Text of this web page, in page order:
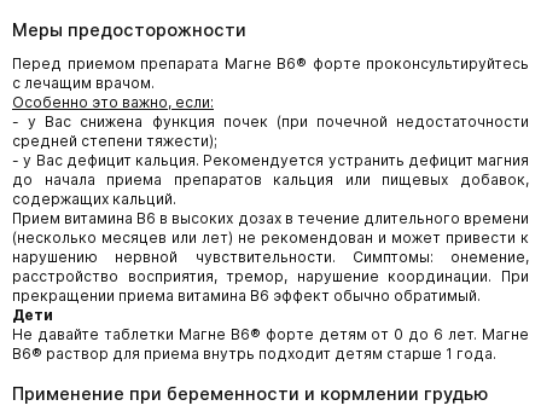
Меры предосторожности
Перед приемом препарата Магне В6® форте проконсультируйтесь
с лечащим врачом.
Особенно это важно, если:
- у Вас снижена функция почек (при почечной недостаточности
средней степени тяжести);
- у Вас дефицит кальция. Рекомендуется устранить дефицит магния
до начала приема препаратов кальция или пищевых добавок,
содержащих кальций.
Прием витамина В6 в высоких дозах в течение длительного времени
(несколько месяцев или лет) не рекомендован и может привести к
нарушению нервной чувствительности. Симптомы: онемение,
расстройство восприятия, тремор, нарушение координации. При
прекращении приема витамина В6 эффект обычно обратимый.
Дети
Не давайте таблетки Магне В6® форте детям от 0 до 6 лет. Магне
В6® раствор для приема внутрь подходит детям старше 1 года.
Применение при беременности и кормлении грудью